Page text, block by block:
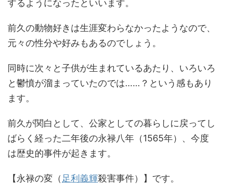
するようになったといいます。
前久の動物好きは生涯変わらなかったようなので、
元々の性分や好みもあるのでしょう。
同時に次々と子供が生まれているあたり、いろいろ
と鬱憤が溜まっていたのでは……？という感もあり
ます。
前久が関白として、公家としての暮らしに戻ってし
ばらく経った二年後の永禄八年（1565年）、今度
は歴史的事件が起きます。
【永禄の変（ 足利義輝殺害事件）】です。